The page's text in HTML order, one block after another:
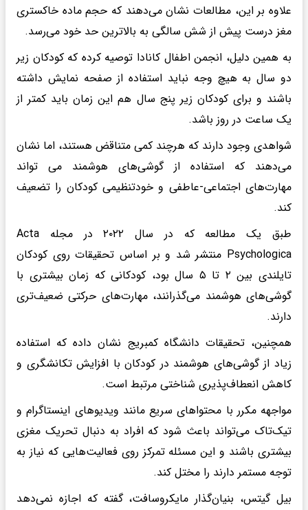
علاوه بر این، مطالعات نشان می‌دهند که حجم ماده خاکستری
مغز درست پیش از شش سالگی به بالاترین حد خود می‌رسد.
به همین دلیل، انجمن اطفال کانادا توصیه کرده که کودکان زیر
دو سال به هیچ وجه نباید استفاده از صفحه نمایش داشته
باشند و برای کودکان زیر پنج سال هم این زمان باید کمتر از
یک ساعت در روز باشد.
شواهدی وجود دارند که هرچند کمی متناقض هستند، اما نشان
می‌دهند که استفاده از گوشی‌های هوشمند می تواند
مهارت‌های اجتماعی-عاطفی و خودتنظیمی کودکان را تضعیف
کند.
طبق یک مطالعه که در سال ۲۰۲۲ در مجله Acta
Psychologica منتشر شد و بر اساس تحقیقات روی کودکان
تایلندی بین ۲ تا ۵ سال بود، کودکانی که زمان بیشتری با
گوشی‌های هوشمند می‌گذرانند، مهارت‌های حرکتی ضعیف‌تری
دارند.
همچنین، تحقیقات دانشگاه کمبریج نشان داده که استفاده
زیاد از گوشی‌های هوشمند در کودکان با افزایش تکانشگری و
کاهش انعطاف‌پذیری شناختی مرتبط است.
مواجهه مکرر با محتواهای سریع مانند ویدیوهای اینستاگرام و
تیک‌تاک می‌تواند باعث شود که افراد به دنبال تحریک مغزی
بیشتری باشند و این مسئله تمرکز روی فعالیت‌هایی که نیاز به
توجه مستمر دارند را مختل کند.
بیل گیتس، بنیان‌گذار مایکروسافت، گفته که اجازه نمی‌دهد